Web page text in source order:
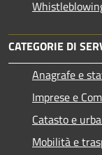
CATEGORIE DI
Anagrafe e
Imprese e
Catasto e
Mobilità e